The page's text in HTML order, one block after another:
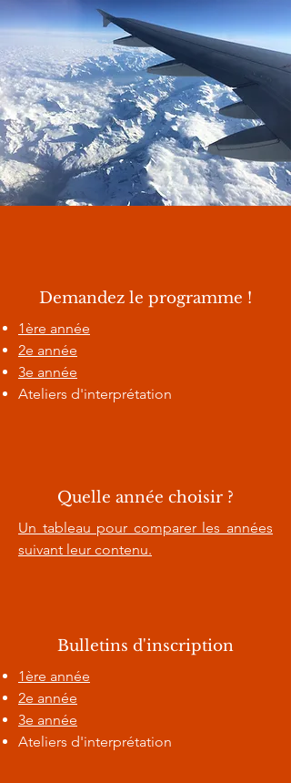
Demandez le programme !
1ère année
2e année
3e année
Ateliers d'interprétation
Quelle année choisir ?
Un tableau pour comparer les années
suivant leur contenu.
Bulletins d'inscription
1ère année
2e année
3e année
Ateliers d'interprétation